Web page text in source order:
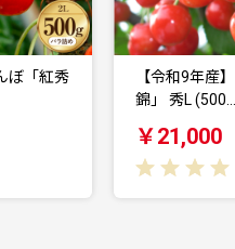
らんぼ「佐藤
【令和9
峰」 秀
￥